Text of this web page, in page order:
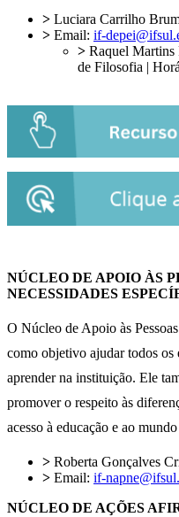
> Luciara Carrilho
> Email: if-
> Raquel Martins
de Filosofia |
NÚCLEO DE APOIO ÀS
NECESSIDADES
O Núcleo de Apoio às
como objetivo ajudar todos os
aprender na instituição. Ele
promover o respeito às
acesso à educação e ao
> Roberta Gonçalves
> Email: if-
NÚCLEO DE AÇÕES